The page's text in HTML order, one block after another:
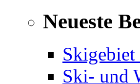
Neueste
Ski- und